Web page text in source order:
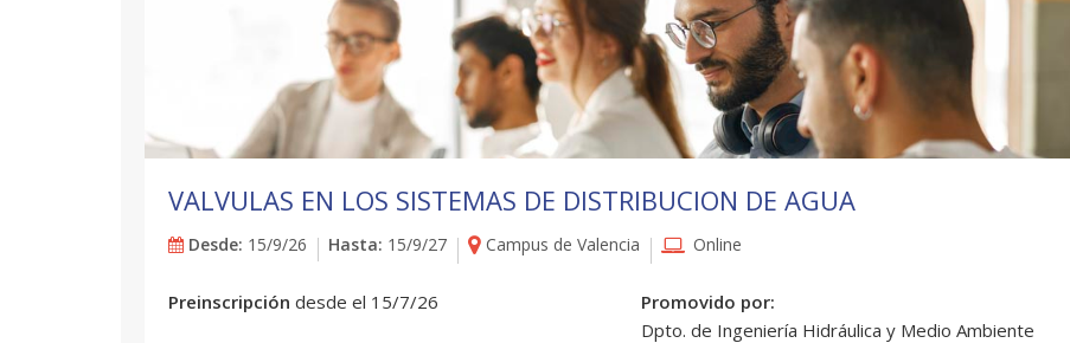
VALVULAS EN LOS SISTEMAS DE DISTRIBUCION DE AGUA
Desde: 15/9/26 Hasta: 15/9/27 Campus de Valencia Online
Preinscripción desde el 15/7/26
Promovido por:
Dpto. de Ingeniería Hidráulica y Medio Ambiente